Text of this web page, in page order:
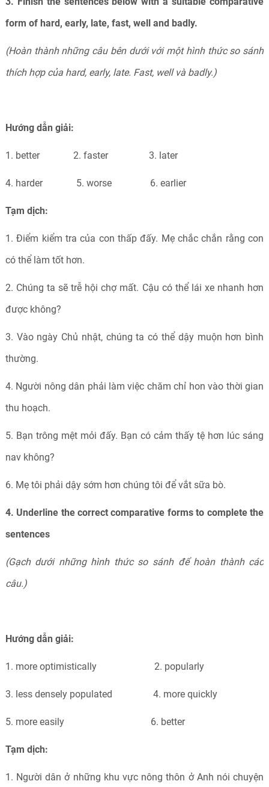
form of hard, early, late, fast, well and badly.
(Hoàn thành những câu bên dưới với một hình thức so sánh
thích hợp của hard, early, late. Fast, well và badly.)
Hướng dẫn giải:
1. better 2. faster 3. later
4. harder 5. worse 6. earlier
Tạm dịch:
1. Điểm kiểm tra của con thấp đấy. Mẹ chắc chắn rằng con
có thể làm tốt hơn.
2. Chúng ta sẽ trễ hội chợ mất. Cậu có thể lái xe nhanh hơn
được không?
3. Vào ngày Chủ nhật, chúng ta có thể dậy muộn hơn bình
thường.
4. Người nông dân phải làm việc chăm chỉ hon vào thời gian
thu hoạch.
5. Bạn trông mệt mỏi đấy. Bạn có cảm thấy tệ hơn lúc sáng
nav không?
6. Mẹ tôi phải dậy sớm hơn chúng tôi để vắt sữa bò.
4. Underline the correct comparative forms to complete the
sentences
(Gạch dưới những hình thức so sánh để hoàn thành các
câu.)
Hướng dẫn giải:
1. more optimistically 2. popularly
3. less densely populated 4. more quickly
5. more easily 6. better
Tạm dịch:
1. Người dân ở những khu vực nông thôn ở Anh nói chuyện